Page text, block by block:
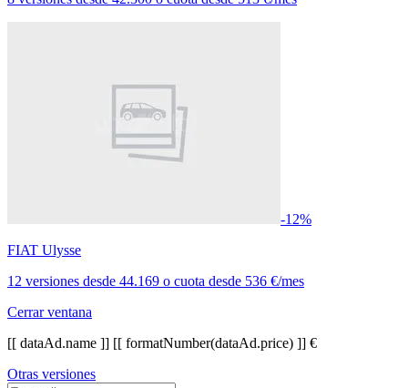
-12%
FIAT Ulysse
12 versiones desde 44.169 o cuota desde 536 €/mes
Cerrar ventana
[[ dataAd.name ]] [[ formatNumber(dataAd.price) ]] €
Otras versiones